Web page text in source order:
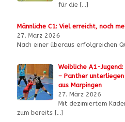
für die […]
Männliche C1: Viel erreicht, noch
27. März 2026
Nach einer überaus erfolgreichen
Weibliche A1-
– Panther
aus Marpingen
27. März 2026
Mit dezimiertem
zum bereits […]